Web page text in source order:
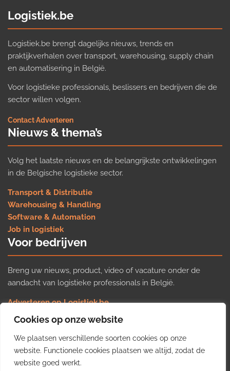
Cookies op onze website
We plaatsen verschillende soorten cookies op onze
website. Functionele cookies plaatsen we altijd, zodat de
website goed werkt.
Logistiek.be
Logistiek.be brengt dagelijks nieuws, trends en
praktijkverhalen over transport, warehousing, supply chain
en automatisering in België.
Voor logistieke professionals, beslissers en bedrijven die de
sector willen volgen.
Contact·Adverteren
Nieuws & thema’s
Volg het laatste nieuws en de belangrijkste ontwikkelingen
in de Belgische logistieke sector.
Transport & Distributie
Warehousing & Handling
Software & Automation
Job in logistiek
Voor bedrijven
Breng uw nieuws, product, video of vacature onder de
aandacht van logistieke professionals in België.
Adverteren op Logistiek.be
Nieuws insturen
Uw video op Logistiek.TV
Job plaatsen
Gratis wekelijkse update